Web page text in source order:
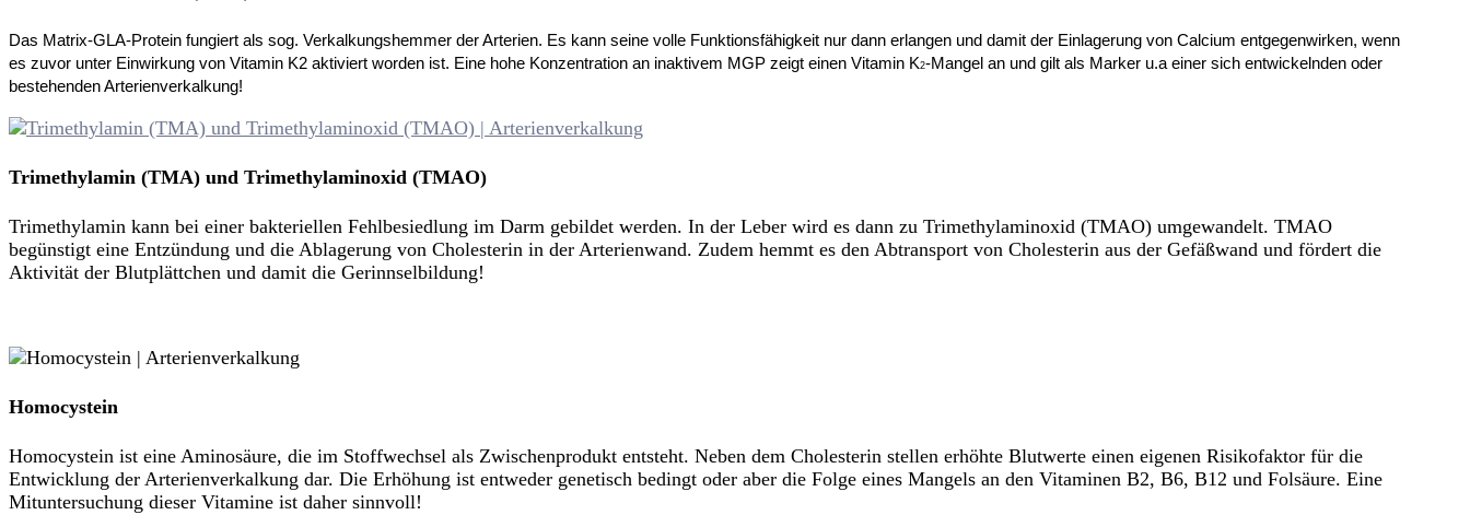
Das Matrix-GLA-Protein fungiert als sog. Verkalkungshemmer der Arterien. Es kann seine volle Funktionsfähigkeit nur dann erlangen und damit der Einlagerung von Calcium entgegenwirken, wenn
es zuvor unter Einwirkung von Vitamin K2 aktiviert worden ist. Eine hohe Konzentration an inaktivem MGP zeigt einen Vitamin K2-Mangel an und gilt als Marker u.a einer sich entwickelnden oder
bestehenden Arterienverkalkung!
Trimethylamin (TMA) und Trimethylaminoxid (TMAO)
Trimethylamin kann bei einer bakteriellen Fehlbesiedlung im Darm gebildet werden. In der Leber wird es dann zu Trimethylaminoxid (TMAO) umgewandelt. TMAO
begünstigt eine Entzündung und die Ablagerung von Cholesterin in der Arterienwand. Zudem hemmt es den Abtransport von Cholesterin aus der Gefäßwand und fördert die
Aktivität der Blutplättchen und damit die Gerinnselbildung!
Homocystein
Homocystein ist eine Aminosäure, die im Stoffwechsel als Zwischenprodukt entsteht. Neben dem Cholesterin stellen erhöhte Blutwerte einen eigenen Risikofaktor für die
Entwicklung der Arterienverkalkung dar. Die Erhöhung ist entweder genetisch bedingt oder aber die Folge eines Mangels an den Vitaminen B2, B6, B12 und Folsäure. Eine
Mituntersuchung dieser Vitamine ist daher sinnvoll!